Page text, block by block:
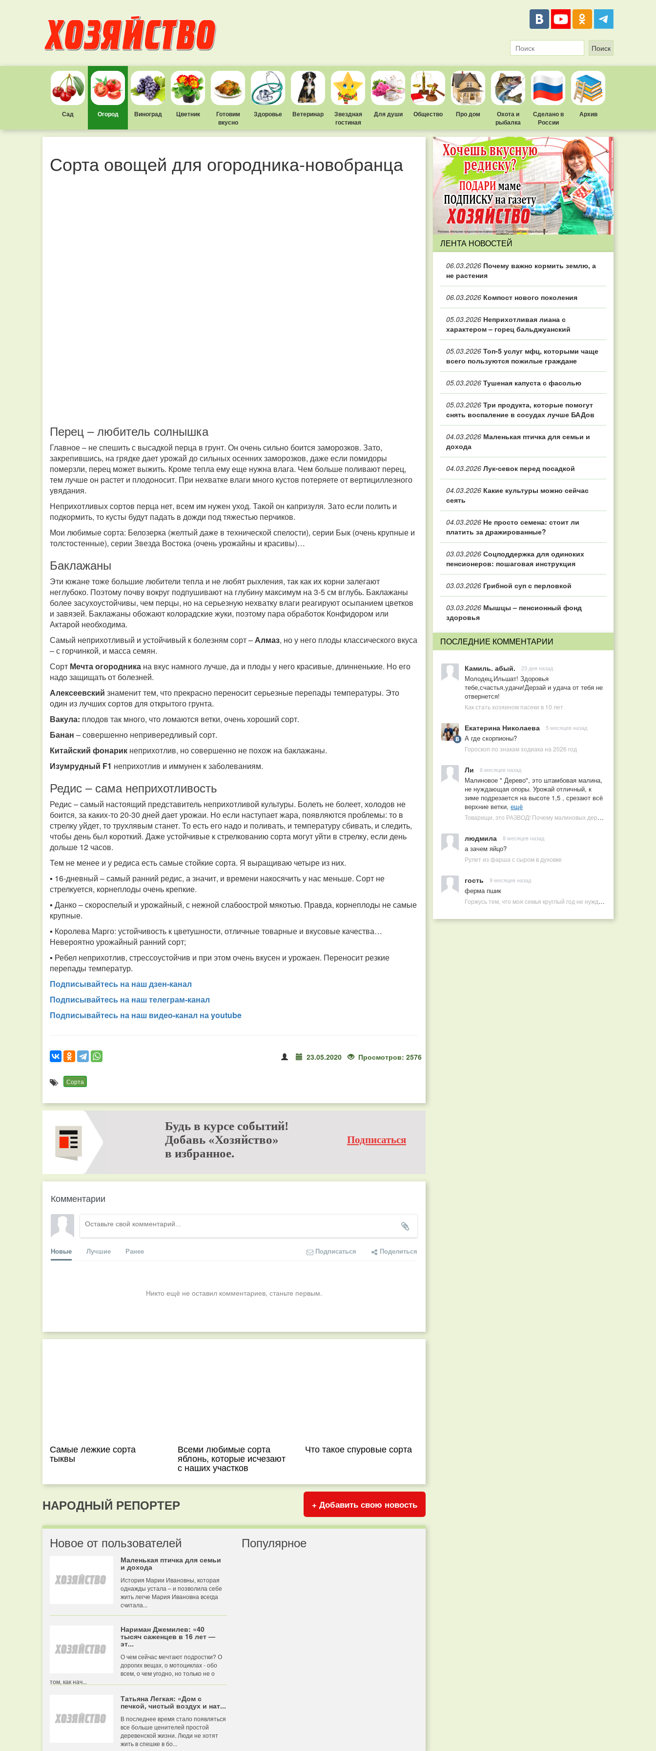
Сад Огород Виноград Цветник
Готовим
вкусно
Здоровье Ветеринар
Звездная
гостиная
Для души Общество Про дом
Охота и
рыбалка
Сделано в
России
Архив
Сорта овощей для огородника-новобранца
Перец – любитель солнышка
Главное – не спешить с высадкой перца в грунт. Он очень сильно боится заморозков. Зато,
закрепившись, на грядке дает урожай до сильных осенних заморозков, даже если помидоры
померзли, перец может выжить. Кроме тепла ему еще нужна влага. Чем больше поливают перец,
тем лучше он растет и плодоносит. При нехватке влаги много кустов потеряете от вертициллезного
увядания.
Неприхотливых сортов перца нет, всем им нужен уход. Такой он капризуля. Зато если полить и
подкормить, то кусты будут падать в дожди под тяжестью перчиков.
Мои любимые сорта: Белозерка (желтый даже в технической спелости), серии Бык (очень крупные и
толстостенные), серии Звезда Востока (очень урожайны и красивы)…
Баклажаны
Эти южане тоже большие любители тепла и не любят рыхления, так как их корни залегают
неглубоко. Поэтому почву вокруг подпушивают на глубину максимум на 3-5 см вглубь. Баклажаны
более засухоустойчивы, чем перцы, но на серьезную нехватку влаги реагируют осыпанием цветков
и завязей. Баклажаны обожают колорадские жуки, поэтому пара обработок Конфидором или
Актарой необходима.
Самый неприхотливый и устойчивый к болезням сорт –Алмаз, но у него плоды классического вкуса
– с горчинкой, и масса семян.
Сорт Мечта огородника на вкус намного лучше, да и плоды у него красивые, длинненькие. Но его
надо защищать от болезней.
Алексеевский знаменит тем, что прекрасно переносит серьезные перепады температуры. Это
один из лучших сортов для открытого грунта.
Вакула: плодов так много, что ломаются ветки, очень хороший сорт.
Банан – совершенно непривередливый сорт.
Китайский фонарик неприхотлив, но совершенно не похож на баклажаны.
Изумрудный F1 неприхотлив и иммунен к заболеваниям.
Редис – сама неприхотливость
Редис – самый настоящий представитель неприхотливой культуры. Болеть не болеет, холодов не
боится, за каких-то 20-30 дней дает урожаи. Но если наступает жара, появляются проблемы: то в
стрелку уйдет, то трухлявым станет. То есть его надо и поливать, и температуру сбивать, и следить,
чтобы день был короткий. Даже устойчивые к стрелкованию сорта могут уйти в стрелку, если день
дольше 12 часов.
Тем не менее и у редиса есть самые стойкие сорта. Я выращиваю четыре из них.
▪ 16-дневный – самый ранний редис, а значит, и времени накосячить у нас меньше. Сорт не
стрелкуется, корнеплоды очень крепкие.
▪ Данко – скороспелый и урожайный, с нежной слабоострой мякотью. Правда, корнеплоды не самые
крупные.
▪ Королева Марго: устойчивость к цветушности, отличные товарные и вкусовые качества…
Невероятно урожайный ранний сорт;
▪ Ребел неприхотлив, стрессоустойчив и при этом очень вкусен и урожаен. Переносит резкие
перепады температур.
Подписывайтесь на наш дзен-канал
Подписывайтесь на наш телеграм-канал
Подписывайтесь на наш видео-канал на youtube
23.05.2020 Просмотров: 2576
Сорта
Будь в курсе событий!
Добавь «Хозяйство»
в избранное.
Подписаться
Комментарии
Новые Лучшие Ранее Подписаться Поделиться
Никто ещё не оставил комментариев, станьте первым.
Самые лежкие сорта
тыквы
Всеми любимые сорта
яблонь, которые исчезают
с наших участков
Что такое спуровые сорта
НАРОДНЫЙ РЕПОРТЕР + Добавить свою новость
Новое от пользователей
Маленькая птичка для семьи
и дохода
История Марии Ивановны, которая
однажды устала – и позволила себе
жить легче Мария Ивановна всегда
считала...
Нариман Джемилев: «40
тысяч саженцев в 16 лет —
эт...
О чем сейчас мечтают подростки? О
дорогих вещах, о мотоциклах - обо
всем, о чем угодно, но только не о
том, как нач...
Татьяна Легкая: «Дом с
печкой, чистый воздух и нат...
В последнее время стало появляться
все больше ценителей простой
деревенской жизни. Люди не хотят
жить в спешке в бо...
Популярное
ЛЕНТА НОВОСТЕЙ
06.03.2026 Почему важно кормить землю, а
не растения
06.03.2026 Компост нового поколения
05.03.2026 Неприхотливая лиана с
характером – горец бальджуанский
05.03.2026 Топ‑5 услуг мфц, которыми чаще
всего пользуются пожилые граждане
05.03.2026 Тушеная капуста с фасолью
05.03.2026 Три продукта, которые помогут
снять воспаление в сосудах лучше БАДов
04.03.2026 Маленькая птичка для семьи и
дохода
04.03.2026 Лук-севок перед посадкой
04.03.2026 Какие культуры можно сейчас
сеять
04.03.2026 Не просто семена: стоит ли
платить за дражированные?
03.03.2026 Соцподдержка для одиноких
пенсионеров: пошаговая инструкция
03.03.2026 Грибной суп с перловкой
03.03.2026 Мышцы – пенсионный фонд
здоровья
ПОСЛЕДНИЕ КОММЕНТАРИИ
Камиль. абый. 23 дня назад
Молодец,Ильшат! Здоровья
тебе,счастья,удачи!Дерзай и удача от тебя не
отвернется!
Как стать хозяином пасеки в 10 лет
Екатерина Николаева 5 месяцев назад
А где скорпионы?
Гороскоп по знакам зодиака на 2026 год
Ли 6 месяцев назад
Малиновое " Дерево", это штамбовая малина,
не нуждающая опоры. Урожай отличный, к
зиме подрезается на высоте 1,5 , срезают всё
верхние ветки, ещё
Товарищи, это РАЗВОД! Почему малиновых деревьев не бывает, или Как ушлые продавцы наживаются на мечтах садоводов
людмила 8 месяцев назад
а зачем яйцо?
Рулет из фарша с сыром в духовке
гость 9 месяцев назад
ферма пшик
Горжусь тем, что моя семья круглый год не нуждается в покупных витаминах